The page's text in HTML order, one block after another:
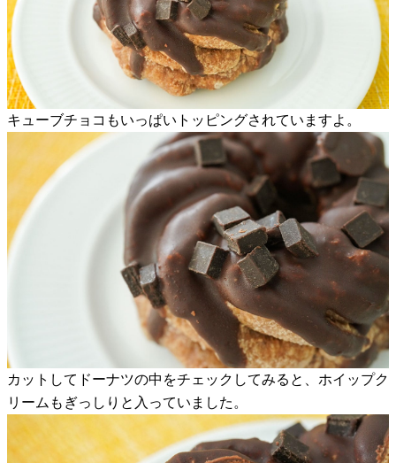
キューブチョコもいっぱいトッピングされていますよ。
カットしてドーナツの中をチェックしてみると、ホイップク
リームもぎっしりと入っていました。